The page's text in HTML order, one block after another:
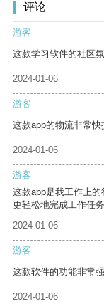
评论
游客
这款学习软件的社区
2024-01-06
游客
这款app的物流非常快
2024-01-06
游客
这款app是我工作上
更轻松地完成工作任务
2024-01-06
游客
这款软件的功能非常
2024-01-06